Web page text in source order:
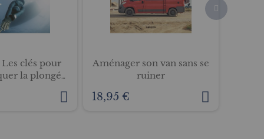
clés pour
la plongée
Aménager son van sans se
ruiner
18,95 €